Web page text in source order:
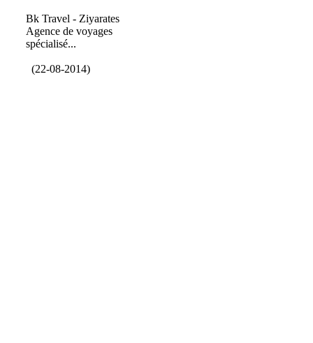
Bk Travel - Ziyarates
Agence de voyages
spécialisé...
(22-08-2014)